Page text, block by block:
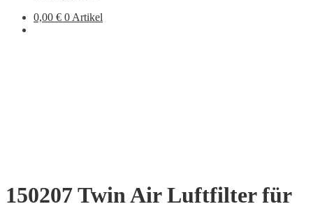
0,00 € 0 Artikel
150207 Twin Air Luftfilter für